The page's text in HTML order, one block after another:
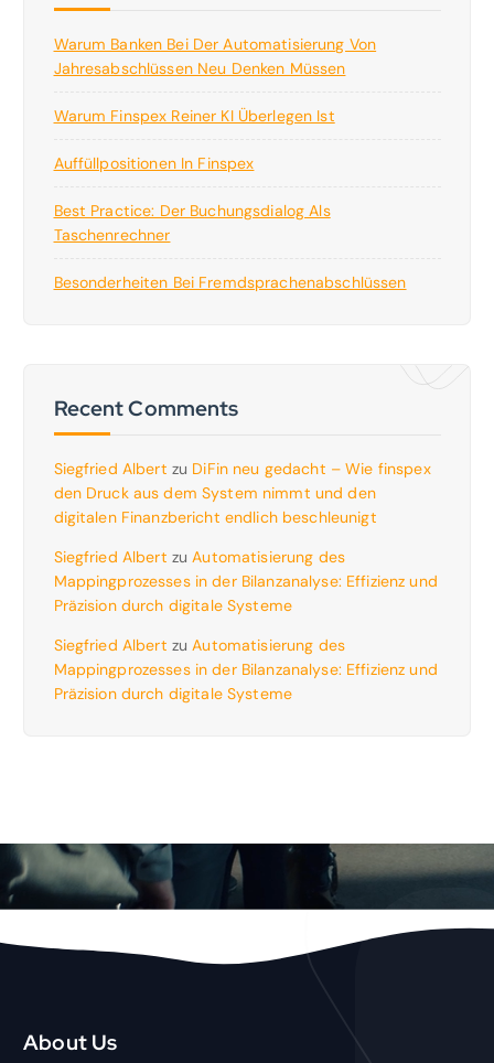
Warum Banken Bei Der Automatisierung Von
Jahresabschlüssen Neu Denken Müssen
Warum Finspex Reiner KI Überlegen Ist
Auffüllpositionen In Finspex
Best Practice: Der Buchungsdialog Als
Taschenrechner
Besonderheiten Bei Fremdsprachenabschlüssen
Recent Comments
Siegfried Albert zu DiFin neu gedacht – Wie finspex
den Druck aus dem System nimmt und den
digitalen Finanzbericht endlich beschleunigt
Siegfried Albert zuAutomatisierung des
Mappingprozesses in der Bilanzanalyse: Effizienz und
Präzision durch digitale Systeme
Siegfried Albert zuAutomatisierung des
Mappingprozesses in der Bilanzanalyse: Effizienz und
Präzision durch digitale Systeme
About Us